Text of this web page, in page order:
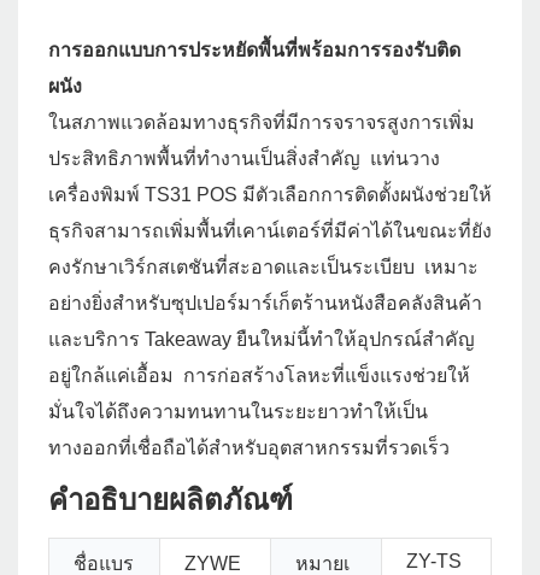
การออกแบบการประหยัดพื้นที่พร้อมการรองรับติด
ผนัง
ในสภาพแวดล้อมทางธุรกิจที่มีการจราจรสูงการเพิ่ม
ประสิทธิภาพพื้นที่ทำงานเป็นสิ่งสำคัญ แท่นวาง
เครื่องพิมพ์ TS31 POS มีตัวเลือกการติดตั้งผนังช่วยให้
ธุรกิจสามารถเพิ่มพื้นที่เคาน์เตอร์ที่มีค่าได้ในขณะที่ยัง
คงรักษาเวิร์กสเตชันที่สะอาดและเป็นระเบียบ เหมาะ
อย่างยิ่งสำหรับซุปเปอร์มาร์เก็ตร้านหนังสือคลังสินค้า
และบริการ Takeaway ยืนใหม่นี้ทำให้อุปกรณ์สำคัญ
อยู่ใกล้แค่เอื้อม การก่อสร้างโลหะที่แข็งแรงช่วยให้
มั่นใจได้ถึงความทนทานในระยะยาวทำให้เป็น
ทางออกที่เชื่อถือได้สำหรับอุตสาหกรรมที่รวดเร็ว
คำอธิบายผลิตภัณฑ์
ชื่อแบร ZYWE หมายเ ZY-TS